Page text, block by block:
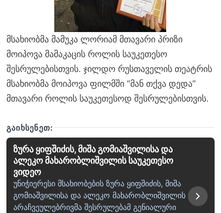
მსახიობმა მამუკა ლორიამ მთავარი პრიზი
მოიპოვა მამაკაცის როლის საუკეთესო
შესრულებისთვის. ჯილდო რუსთაველის თეატრის
მსახიობმა მოიპოვა ფილმში “მან თქვა დედა”
მთავარი როლის საუკეთესოდ შესრულებისთვის.
ᲒᲐᲘᲮᲡᲔᲜᲔᲗ:
ზურა ყიფშიძის, მიშა გომიაშვილისა და
ალეკო მახარობლიშვილის საუკეთესო
ვიდეო
უნიჭიერესი მსახიობების ზურა ყიფშიძის, მიშა
გომიაშვილისა და ალეკო მახარობლიშვილის
არაჩვეულებრივმა შესრულებამ გენიალური